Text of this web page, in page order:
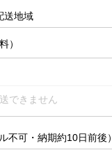
送地域
）
できません
不可・納期約10日前後）